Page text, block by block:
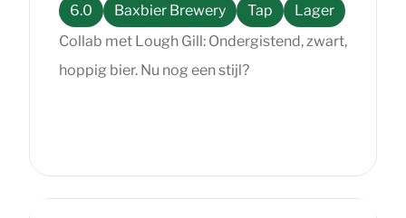
6.0 Baxbier Brewery Tap
Lager
Collab met Lough Gill: Ondergistend, zwart,
hoppig bier. Nu nog een stijl?